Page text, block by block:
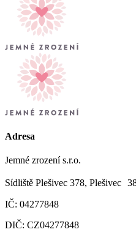
Adresa
Jemné zrození s.r.o.
Sídliště Plešivec 378, Plešivec
IČ: 04277848
DIČ: CZ04277848